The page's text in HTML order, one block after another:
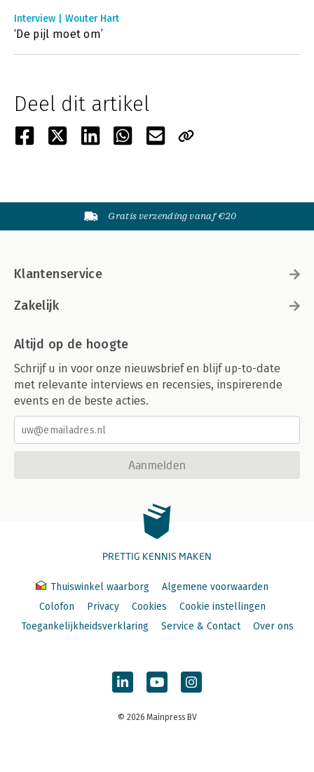
Interview | Wouter Hart
‘De pijl moet om’
Deel dit artikel
Gratis verzending vanaf €20
Klantenservice
Zakelijk
Altijd op de hoogte
Schrijf u in voor onze nieuwsbrief en blijf up-to-date
met relevante interviews en recensies, inspirerende
events en de beste acties.
Aanmelden
PRETTIG KENNIS MAKEN
Thuiswinkel waarborg
Algemene voorwaarden
Colofon
Privacy Cookies
Cookie instellingen
Toegankelijkheidsverklaring
Service & Contact Over ons
© 2026 Mainpress BV